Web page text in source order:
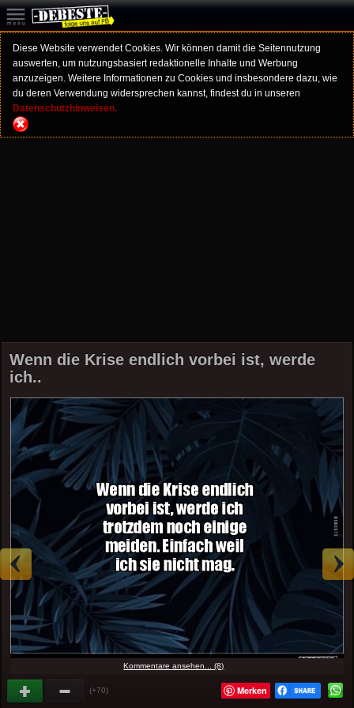
Diese Website verwendet Cookies. Wir können damit die Seitennutzung
auswerten, um nutzungsbasiert redaktionelle Inhalte und Werbung
anzuzeigen. Weitere Informationen zu Cookies und insbesondere dazu, wie
du deren Verwendung widersprechen kannst, findest du in unseren
Datenschutzhinweisen.
Wenn die Krise endlich vorbei ist, werde
ich..
Kommentare ansehen... (8)
(+70) Merken